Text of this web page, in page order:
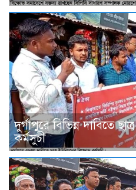
দুর্গাপুরে বিভিন্ন দাবিতে
কর্মসুচী